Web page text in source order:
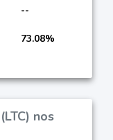
--
73.08%
nos